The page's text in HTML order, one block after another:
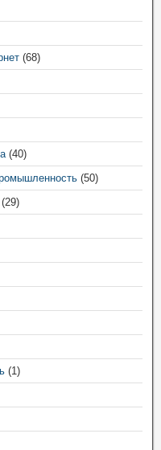
(68)
(40)
(50)
(29)
(1)